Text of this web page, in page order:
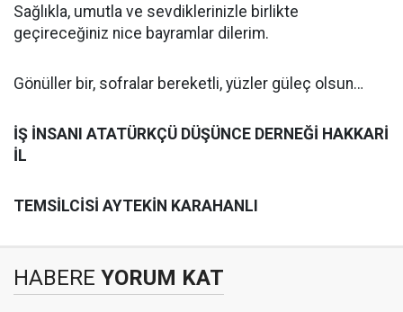
Sağlıkla, umutla ve sevdiklerinizle birlikte
geçireceğiniz nice bayramlar dilerim.
Gönüller bir, sofralar bereketli, yüzler güleç olsun…
İŞ İNSANI ATATÜRKÇÜ DÜŞÜNCE DERNEĞİ HAKKARİ
İL
TEMSİLCİSİ AYTEKİN KARAHANLI
HABERE YORUM KAT